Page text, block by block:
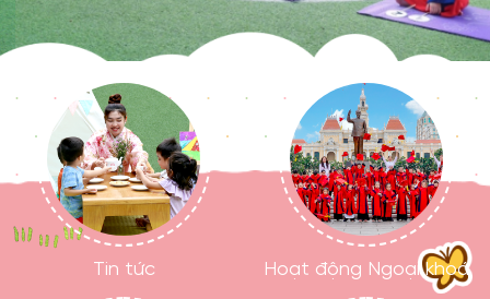
Tin tức Hoạt động Ngoại khoá